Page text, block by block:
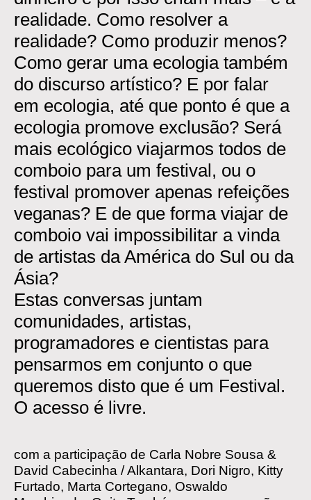
realidade. Como resolver a
realidade? Como produzir menos?
Como gerar uma ecologia também
do discurso artístico? E por falar
em ecologia, até que ponto é que a
ecologia promove exclusão? Será
mais ecológico viajarmos todos de
comboio para um festival, ou o
festival promover apenas refeições
veganas? E de que forma viajar de
comboio vai impossibilitar a vinda
de artistas da América do Sul ou da
Ásia?
Estas conversas juntam
comunidades, artistas,
programadores e cientistas para
pensarmos em conjunto o que
queremos disto que é um Festival.
O acesso é livre.
com a participação de Carla Nobre Sousa &
David Cabecinha / Alkantara, Dori Nigro, Kitty
Furtado, Marta Cortegano, Oswaldo